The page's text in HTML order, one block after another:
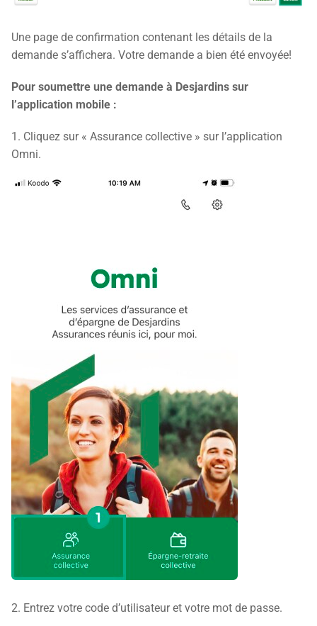
Une page de confirmation contenant les détails de la
demande s’affichera. Votre demande a bien été envoyée!
Pour soumettre une demande à Desjardins sur
l’application mobile :
1. Cliquez sur « Assurance collective » sur l’application
Omni.
2. Entrez votre code d’utilisateur et votre mot de passe.